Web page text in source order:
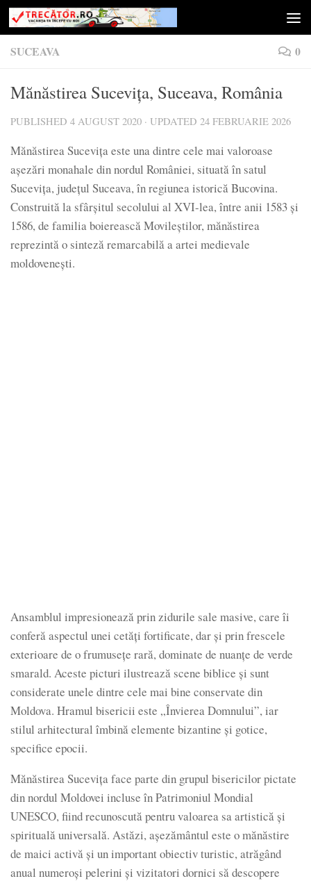
Skip to content
SUCEAVA 0
Mănăstirea Sucevița, Suceava, România
PUBLISHED 4 AUGUST 2020 · UPDATED 24 FEBRUARIE 2026
Mănăstirea Sucevița este una dintre cele mai valoroase
așezări monahale din nordul României, situată în satul
Sucevița, județul Suceava, în regiunea istorică Bucovina.
Construită la sfârșitul secolului al XVI-lea, între anii 1583 și
1586, de familia boierească Movileștilor, mănăstirea
reprezintă o sinteză remarcabilă a artei medievale
moldovenești.
Ansamblul impresionează prin zidurile sale masive, care îi
conferă aspectul unei cetăți fortificate, dar și prin frescele
exterioare de o frumusețe rară, dominate de nuanțe de verde
smarald. Aceste picturi ilustrează scene biblice și sunt
considerate unele dintre cele mai bine conservate din
Moldova. Hramul bisericii este „Învierea Domnului”, iar
stilul arhitectural îmbină elemente bizantine și gotice,
specifice epocii.
Mănăstirea Sucevița face parte din grupul bisericilor pictate
din nordul Moldovei incluse în Patrimoniul Mondial
UNESCO, fiind recunoscută pentru valoarea sa artistică și
spirituală universală. Astăzi, așezământul este o mănăstire
de maici activă și un important obiectiv turistic, atrăgând
anual numeroși pelerini și vizitatori dornici să descopere